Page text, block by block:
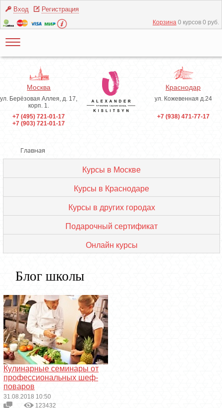
Вход Регистрация
Корзина 0 курсов 0 руб.
Москва
ул. Берёзовая Аллея, д. 17,
корп. 1.
+7 (495) 721-01-17
+7 (903) 721-01-17
Краснодар
ул. Кожевенная д.24
+7 (938) 471-77-17
Главная
Курсы в Москве
Курсы в Краснодаре
Курсы в других городах
Подарочный сертификат
Онлайн курсы
Блог школы
Кулинарные семинары от
профессиональных шеф-
поваров
31.08.2018 10:50
123432